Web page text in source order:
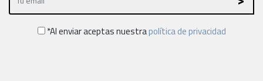
*Al enviar aceptas nuestrapolítica de privacidad